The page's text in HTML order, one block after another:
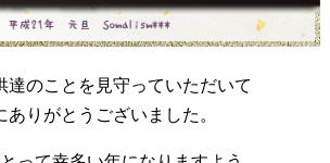
達のことを見守っていただいて
ありがとうございました。